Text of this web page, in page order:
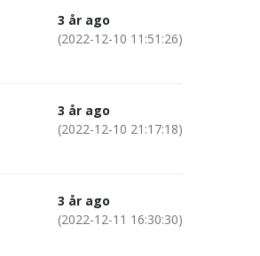
3 år ago
(2022-12-10 11:51:26)
3 år ago
(2022-12-10 21:17:18)
3 år ago
(2022-12-11 16:30:30)